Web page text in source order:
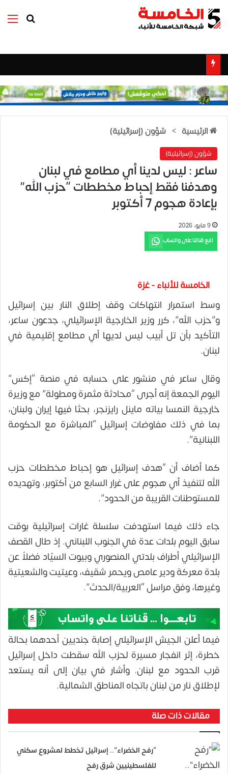
بحث عن
الرئيسية > شؤون (إسرائيلية)
شؤون (إسرائيلية)
ساعر : ليس لدينا أي مطامع في لبنان
وهدفنا فقط إحباط مخططات “حزب الله”
بإعادة هجوم 7 أكتوبر
9 مايو، 2026
تابع قناتنا على واتساب
الخامسة للأنباء - غزة
وسط استمرار انتهاكات وقف إطلاق النار بين إسرائيل
و”حزب الله”، كرر وزير الخارجية الإسرائيلي، جدعون ساعر،
التأكيد بأن تل أبيب ليس لديها أي مطامع إقليمية في
لبنان.
وقال ساعر في منشور على حسابه في منصة “إكس”
اليوم الجمعة إنه أجرى “محادثة مثمرة ومطولة” مع وزيرة
خارجية النمسا بياته ماينل رايزنجر، بحثا فيها إيران ولبنان،
بما في ذلك مفاوضات إسرائيل “المباشرة مع الحكومة
اللبنانية”.
كما أضاف أن “هدف إسرائيل هو إحباط مخططات حزب
الله لتنفيذ أي هجوم على غرار السابع من أكتوبر، وتهديده
للمستوطنات القريبة من الحدود”.
جاء ذلك فيما استهدفت سلسلة غارات إسرائيلية بوقت
سابق اليوم بلدات عدة في الجنوب اللبناني. إذ طال القصف
الإسرائيلي أطراف بلدتي المنصوري وبيوت السيّاد فضلاً عن
بلدة معركة ودير عامص ويحمر شقيف، وعيتيت والشعيتية
وغيرها، وفق مراسل “العربية/الحدث”.
فيما أعلن الجيش الإسرائيلي إصابة جنديين أحدهما بحالة
خطرة، إثر انفجار مسيرة لحزب الله سقطت داخل إسرائيل
قرب الحدود مع لبنان. وأشار في بيان إلى أنه يستعد
لإطلاق نار من لبنان باتجاه المناطق الشمالية.
مقالات ذات صلة
“رفح الخضراء”.. إسرائيل تخطط لمشروع سكني
للفلسطينيين شرق رفح